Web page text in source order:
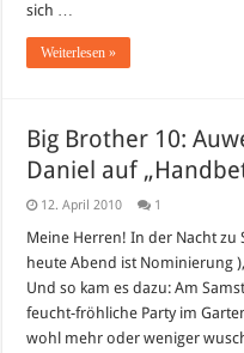
sich …
Weiterlesen »
Big Brother 10:
Daniel auf
12. April 2010 1
Meine Herren! In der Nacht zu
heute Abend ist Nominierung
Und so kam es dazu: Am
feucht-fröhliche Party im
wohl mehr oder weniger